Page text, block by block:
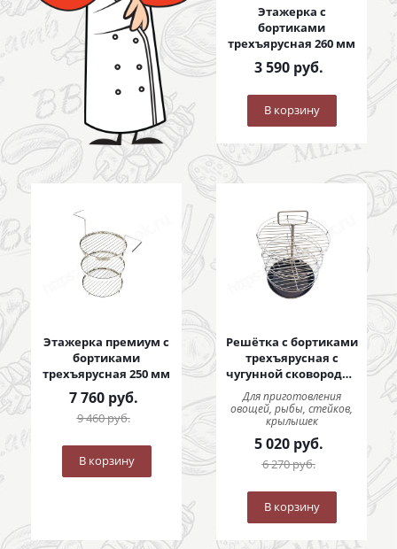
Этажерка с
бортиками
трехъярусная 260 мм
3 590руб.
В корзину
Этажерка премиум с
бортиками
трехъярусная 250 мм
7 760руб.
9 460руб.
В корзину
Решётка с бортиками
трехъярусная с
чугунной сковородой
Для приготовления
овощей, рыбы, стейков,
крылышек
5 020руб.
6 270руб.
В корзину